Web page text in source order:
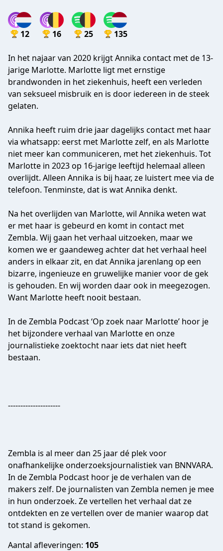
12 16 25 135
In het najaar van 2020 krijgt Annika contact met de 13-
jarige Marlotte. Marlotte ligt met ernstige
brandwonden in het ziekenhuis, heeft een verleden
van seksueel misbruik en is door iedereen in de steek
gelaten.
Annika heeft ruim drie jaar dagelijks contact met haar
via whatsapp: eerst met Marlotte zelf, en als Marlotte
niet meer kan communiceren, met het ziekenhuis. Tot
Marlotte in 2023 op 16-jarige leeftijd helemaal alleen
overlijdt. Alleen Annika is bij haar, ze luistert mee via de
telefoon. Tenminste, dat is wat Annika denkt.
Na het overlijden van Marlotte, wil Annika weten wat
er met haar is gebeurd en komt in contact met
Zembla. Wij gaan het verhaal uitzoeken, maar we
komen we er gaandeweg achter dat het verhaal heel
anders in elkaar zit, en dat Annika jarenlang op een
bizarre, ingenieuze en gruwelijke manier voor de gek
is gehouden. En wij worden daar ook in meegezogen.
Want Marlotte heeft nooit bestaan.
In de Zembla Podcast ‘Op zoek naar Marlotte’ hoor je
het bijzondere verhaal van Marlotte en onze
journalistieke zoektocht naar iets dat niet heeft
bestaan.
---------------------
Zembla is al meer dan 25 jaar dé plek voor
onafhankelijke onderzoeksjournalistiek van BNNVARA.
In de Zembla Podcast hoor je de verhalen van de
makers zelf. De journalisten van Zembla nemen je mee
in hun onderzoek. Ze vertellen het verhaal dat ze
ontdekten en ze vertellen over de manier waarop dat
tot stand is gekomen.
Aantal afleveringen: 105